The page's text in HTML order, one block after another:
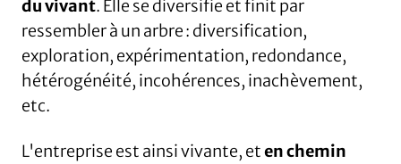
du vivant. Elle se diversifie et finit par
ressembler à un arbre : diversification,
exploration, expérimentation, redondance,
hétérogénéité, incohérences, inachèvement,
etc.
L'entreprise est ainsi vivante, eten chemin